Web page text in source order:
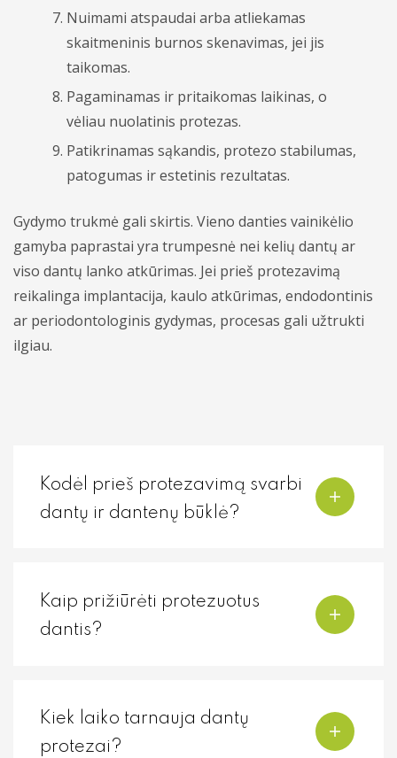
Nuimami atspaudai arba atliekamas
skaitmeninis burnos skenavimas, jei jis
taikomas.
Pagaminamas ir pritaikomas laikinas, o
vėliau nuolatinis protezas.
Patikrinamas sąkandis, protezo stabilumas,
patogumas ir estetinis rezultatas.
Gydymo trukmė gali skirtis. Vieno danties vainikėlio
gamyba paprastai yra trumpesnė nei kelių dantų ar
viso dantų lanko atkūrimas. Jei prieš protezavimą
reikalinga implantacija, kaulo atkūrimas, endodontinis
ar periodontologinis gydymas, procesas gali užtrukti
ilgiau.
Kodėl prieš protezavimą svarbi
dantų ir dantenų būklė?
Kaip prižiūrėti protezuotus
dantis?
Kiek laiko tarnauja dantų
protezai?